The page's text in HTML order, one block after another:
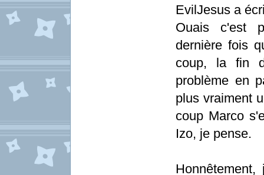
EvilJesus a
Ouais c'est
dernière fois
coup, la fin
problème en
plus vraiment
coup Marco
Izo, je pense.